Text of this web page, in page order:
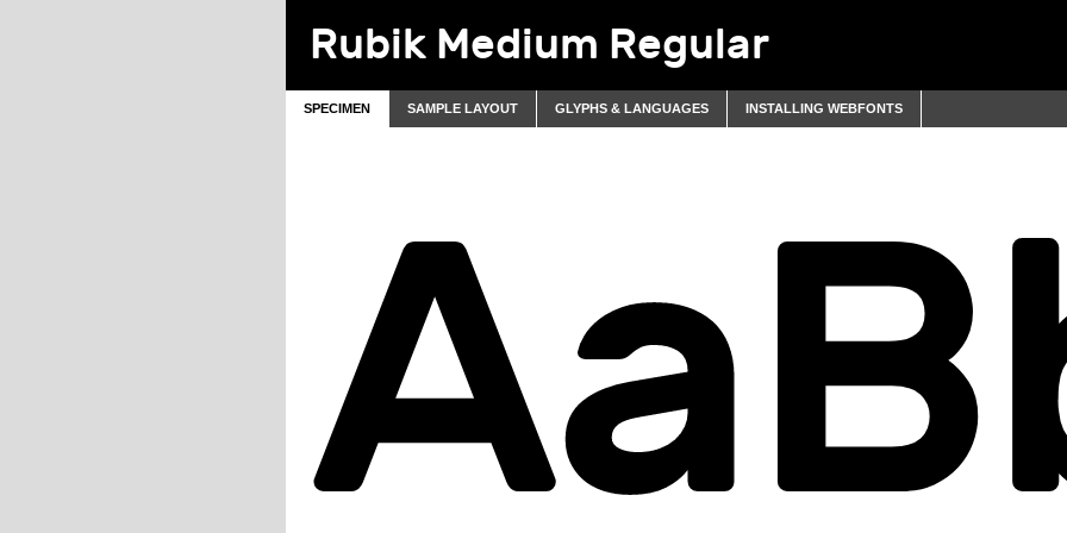
Rubik Medium Regular
SPECIMEN SAMPLE LAYOUT GLYPHS & LANGUAGES INSTALLING WEBFONTS